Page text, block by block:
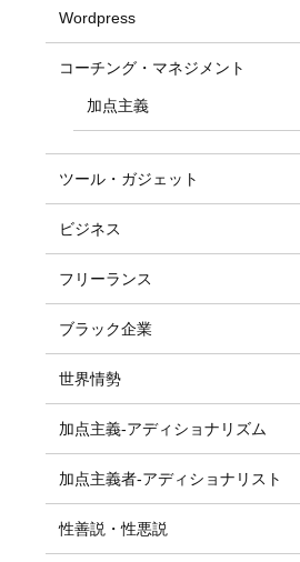
Wordpress
コーチング・マネジメント
加点主義
ツール・ガジェット
ビジネス
フリーランス
ブラック企業
世界情勢
加点主義-アディショナリズム
加点主義者-アディショナリスト
性善説・性悪説